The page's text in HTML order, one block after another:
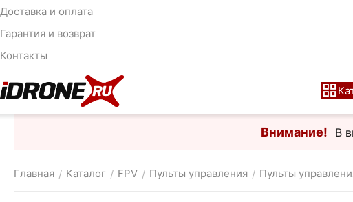
Доставка и оплата
Гарантия и возврат
Контакты
Внимание! В
Главная / Каталог / FPV / Пульты управления / Пульты